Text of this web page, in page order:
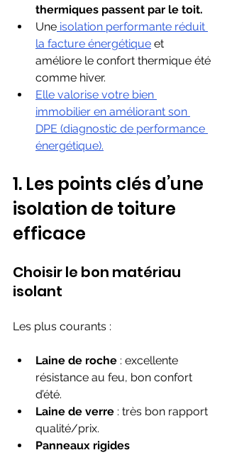
thermiques passent par le toit.
Une isolation performante réduit
la facture énergétique et
améliore le confort thermique été
comme hiver.
Elle valorise votre bien
immobilier en améliorant son
DPE (diagnostic de performance
énergétique).
1. Les points clés d’une
isolation de toiture
efficace
Choisir le bon matériau
isolant
Les plus courants :
Laine de roche : excellente
résistance au feu, bon confort
d’été.
Laine de verre : très bon rapport
qualité/prix.
Panneaux rigides